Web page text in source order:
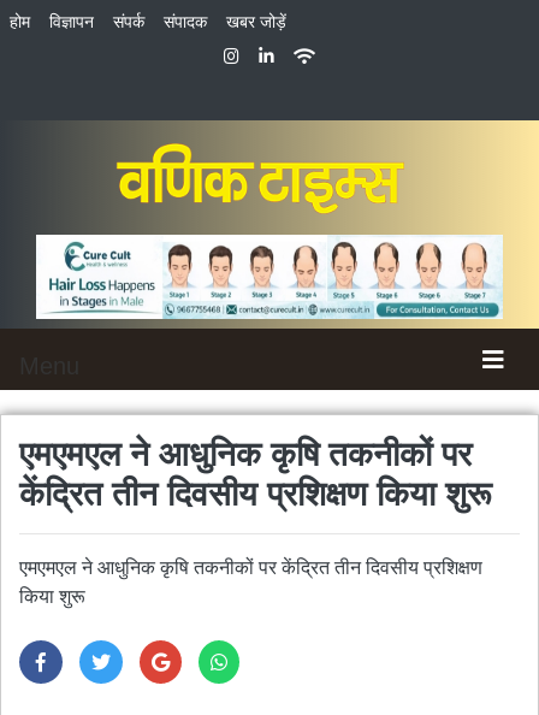
होम विज्ञापन संपर्क संपादक खबर जोड़ें
एमएमएल ने आधुनिक कृषि तकनीकों पर
केंद्रित तीन दिवसीय प्रशिक्षण किया शुरू
एमएमएल ने आधुनिक कृषि तकनीकों पर केंद्रित तीन दिवसीय प्रशिक्षण
किया शुरू